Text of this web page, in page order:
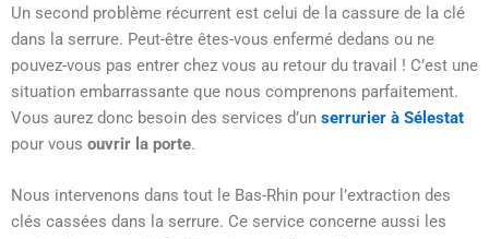
Un second problème récurrent est celui de la cassure de la clé
dans la serrure. Peut-être êtes-vous enfermé dedans ou ne
pouvez-vous pas entrer chez vous au retour du travail ! C’est une
situation embarrassante que nous comprenons parfaitement.
Vous aurez donc besoin des services d’un serrurier à Sélestat
pour vous ouvrir la porte.
Nous intervenons dans tout le Bas-Rhin pour l’extraction des
clés cassées dans la serrure. Ce service concerne aussi les